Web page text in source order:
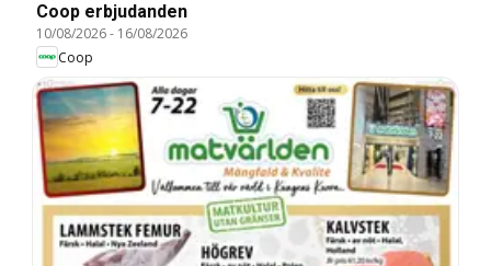
Coop erbjudanden
10/08/2026- 16/08/2026
Coop